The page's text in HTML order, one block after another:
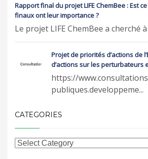
Rapport final du projet LIFE ChemBee : Est
finaux ont leur importance ?
Le projet LIFE ChemBee a cherché
Projet de priorités d’actions de
d’actions sur les perturbateurs
https://
publiques.developpeme...
CATEGORIES